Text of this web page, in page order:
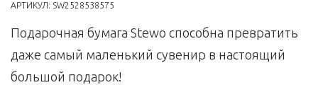
АРТИКУЛ: SW2528538575
Подарочная бумага Stewo способна превратить
даже самый маленький сувенир в настоящий
большой подарок!